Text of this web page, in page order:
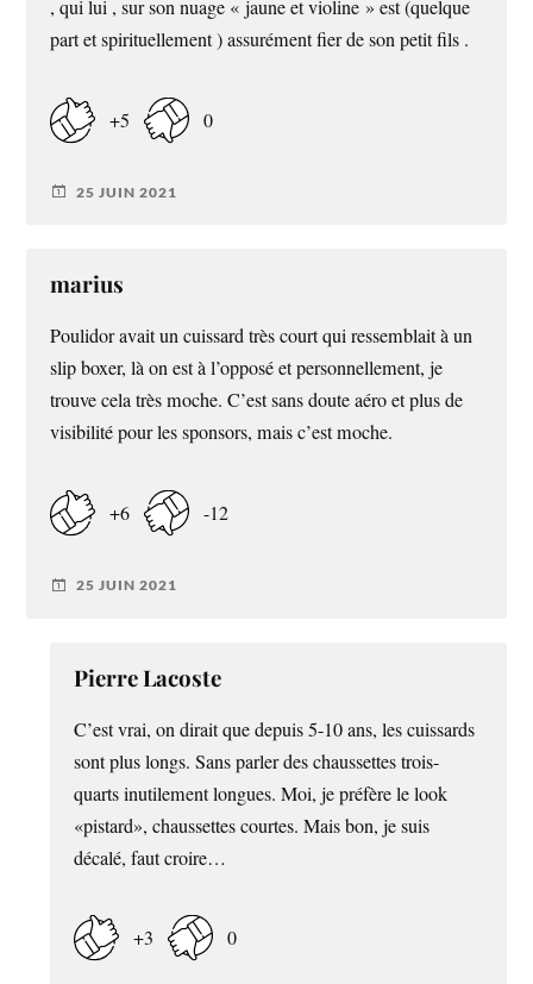
, qui lui , sur son nuage « jaune et violine » est (quelque
part et spirituellement ) assurément fier de son petit fils .
+5 0
25 JUIN 2021
marius
Poulidor avait un cuissard très court qui ressemblait à un
slip boxer, là on est à l’opposé et personnellement, je
trouve cela très moche. C’est sans doute aéro et plus de
visibilité pour les sponsors, mais c’est moche.
+6 -12
25 JUIN 2021
Pierre Lacoste
C’est vrai, on dirait que depuis 5-10 ans, les cuissards
sont plus longs. Sans parler des chaussettes trois-
quarts inutilement longues. Moi, je préfère le look
«pistard», chaussettes courtes. Mais bon, je suis
décalé, faut croire…
+3 0